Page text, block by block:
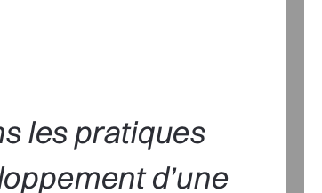
les pratiques
d’une